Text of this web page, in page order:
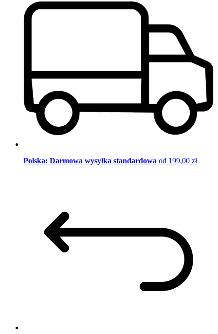
Polska: Darmowa wysyłka standardowa od 199,00 zł